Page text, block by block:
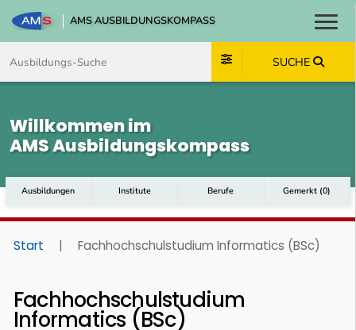
AMS AUSBILDUNGSKOMPASS
SUCHE
Willkommen im
AMS Ausbildungskompass
Ausbildungen Institute Berufe Gemerkt (0)
Start | Fachhochschulstudium Informatics (BSc)
Fachhochschulstudium
Informatics (BSc)